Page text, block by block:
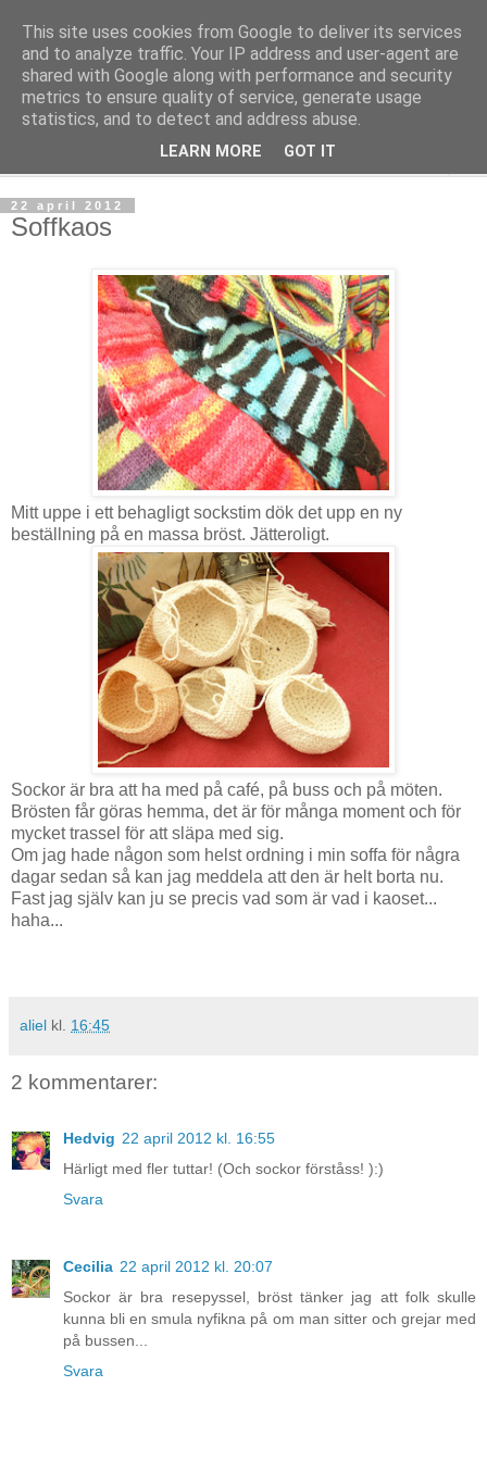
mönsterlöst
virkning och stickning maskor och varv, mönsterlöst
22 april 2012
Soffkaos
Mitt uppe i ett behagligt sockstim dök det upp en ny
beställning på en massa bröst. Jätteroligt.
Sockor är bra att ha med på café, på buss och på möten.
Brösten får göras hemma, det är för många moment och för
mycket trassel för att släpa med sig.
Om jag hade någon som helst ordning i min soffa för några
dagar sedan så kan jag meddela att den är helt borta nu.
Fast jag själv kan ju se precis vad som är vad i kaoset...
haha...
aliel kl. 16:45
2 kommentarer:
Hedvig 22 april 2012 kl. 16:55
Härligt med fler tuttar! (Och sockor förståss! ):)
Svara
Cecilia 22 april 2012 kl. 20:07
Sockor är bra resepyssel, bröst tänker jag att folk skulle
kunna bli en smula nyfikna på om man sitter och grejar med
på bussen...
Svara
This site uses cookies from Google to deliver its services
and to analyze traffic. Your IP address and user-agent are
shared with Google along with performance and security
metrics to ensure quality of service, generate usage
statistics, and to detect and address abuse.
LEARN MORE GOT IT